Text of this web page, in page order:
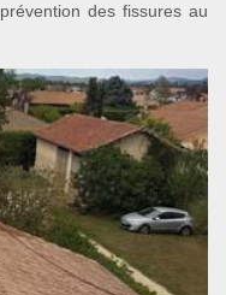
des fissures au